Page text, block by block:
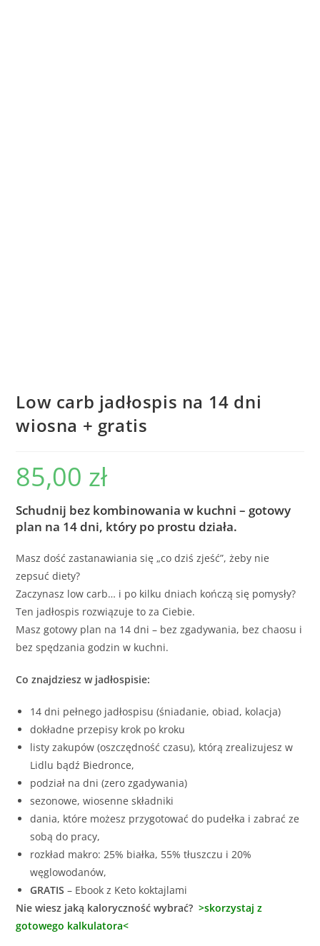
Low carb jadłospis na 14 dni
wiosna + gratis
85,00 zł
Schudnij bez kombinowania w kuchni – gotowy
plan na 14 dni, który po prostu działa.
Masz dość zastanawiania się „co dziś zjeść”, żeby nie
zepsuć diety?
Zaczynasz low carb… i po kilku dniach kończą się pomysły?
Ten jadłospis rozwiązuje to za Ciebie.
Masz gotowy plan na 14 dni – bez zgadywania, bez chaosu i
bez spędzania godzin w kuchni.
Co znajdziesz w jadłospisie:
14 dni pełnego jadłospisu (śniadanie, obiad, kolacja)
dokładne przepisy krok po kroku
listy zakupów (oszczędność czasu), którą zrealizujesz w
Lidlu bądź Biedronce,
podział na dni (zero zgadywania)
sezonowe, wiosenne składniki
dania, które możesz przygotować do pudełka i zabrać ze
sobą do pracy,
rozkład makro: 25% białka, 55% tłuszczu i 20%
węglowodanów,
GRATIS – Ebook z Keto koktajlami
Nie wiesz jaką kaloryczność wybrać?>skorzystaj z
gotowego kalkulatora<